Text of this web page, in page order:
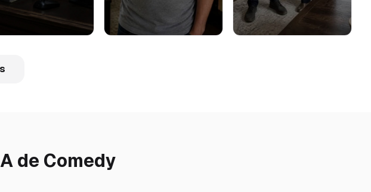
de Comedy